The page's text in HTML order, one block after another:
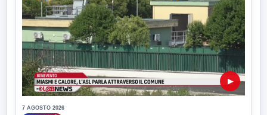
▶
7 AGOSTO 2026